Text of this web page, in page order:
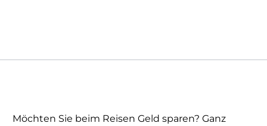
Möchten Sie beim Reisen Geld sparen? Ganz